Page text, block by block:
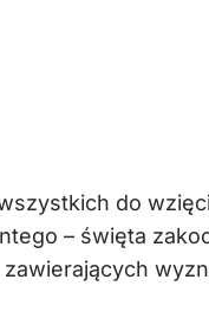
do
– święta